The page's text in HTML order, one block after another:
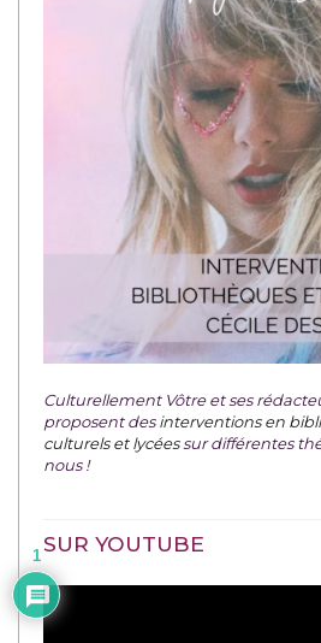
Culturellement Vôtre et ses
proposent desinterventions en
culturels et lycéessur différentes
nous !
SUR YOUTUBE
1